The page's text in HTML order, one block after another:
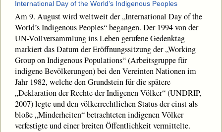
International Day of the World’s Indigenous Peoples
Am 9. August wird weltweit der „International Day of the
World’s Indigenous Peoples“ begangen. Der 1994 von der
UN-Vollversammlung ins Leben gerufene Gedenktag
markiert das Datum der Eröffnungssitzung der „Working
Group on Indigenous Populations“ (Arbeitsgruppe für
indigene Bevölkerungen) bei den Vereinten Nationen im
Jahr 1982, welche den Grundstein für die spätere
„Deklaration der Rechte der Indigenen Völker“ (UNDRIP,
2007) legte und den völkerrechtlichen Status der einst als
bloße „Minderheiten“ betrachteten indigenen Völker
verfestigte und einer breiten Öffentlichkeit vermittelte.